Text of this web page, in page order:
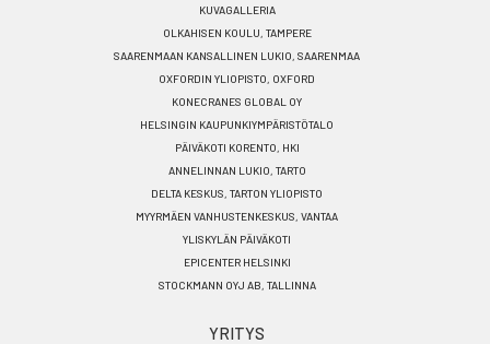
KUVAGALLERIA
OLKAHISEN KOULU, TAMPERE
SAARENMAAN KANSALLINEN LUKIO, SAARENMAA
OXFORDIN YLIOPISTO, OXFORD
KONECRANES GLOBAL OY
HELSINGIN KAUPUNKIYMPÄRISTÖTALO
PÄIVÄKOTI KORENTO, HKI
ANNELINNAN LUKIO, TARTO
DELTA KESKUS, TARTON YLIOPISTO
MYYRMÄEN VANHUSTENKESKUS, VANTAA
YLISKYLÄN PÄIVÄKOTI
EPICENTER HELSINKI
STOCKMANN OYJ AB, TALLINNA
YRITYS